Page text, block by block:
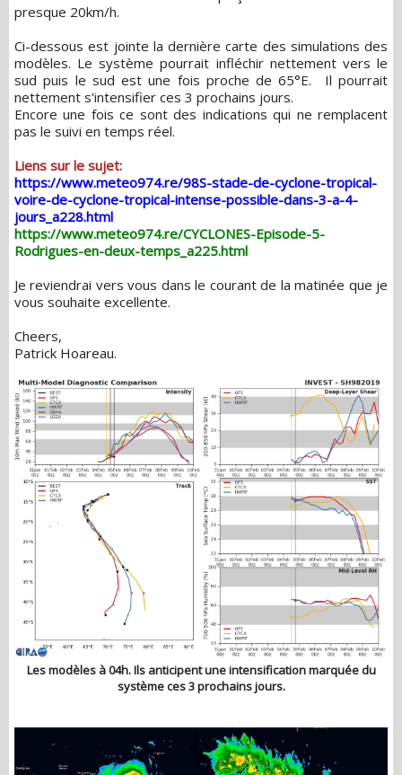
presque 20km/h.
Ci-dessous est jointe la dernière carte des simulations des
modèles. Le système pourrait infléchir nettement vers le
sud puis le sud est une fois proche de 65°E. Il pourrait
nettement s'intensifier ces 3 prochains jours.
Encore une fois ce sont des indications qui ne remplacent
pas le suivi en temps réel.
Liens sur le sujet:
https://www.meteo974.re/98S-stade-de-cyclone-tropical-
voire-de-cyclone-tropical-intense-possible-dans-3-a-4-
jours_a228.html
https://www.meteo974.re/CYCLONES-Episode-5-
Rodrigues-en-deux-temps_a225.html
Je reviendrai vers vous dans le courant de la matinée que je
vous souhaite excellente.
Cheers,
Patrick Hoareau.
Les modèles à 04h. Ils anticipent une intensification marquée du
système ces 3 prochains jours.